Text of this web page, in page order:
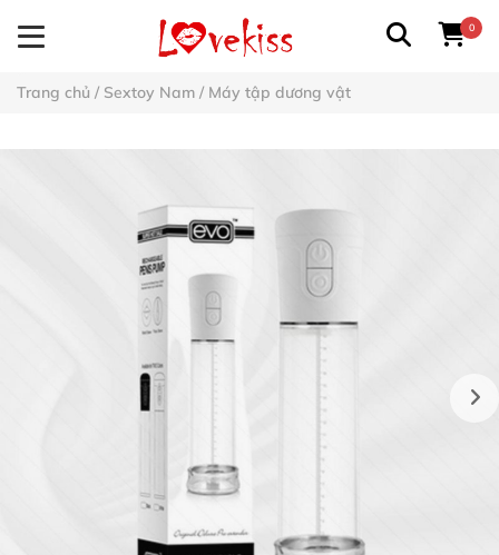
0
Trang chủ / Sextoy Nam / Máy tập dương vật